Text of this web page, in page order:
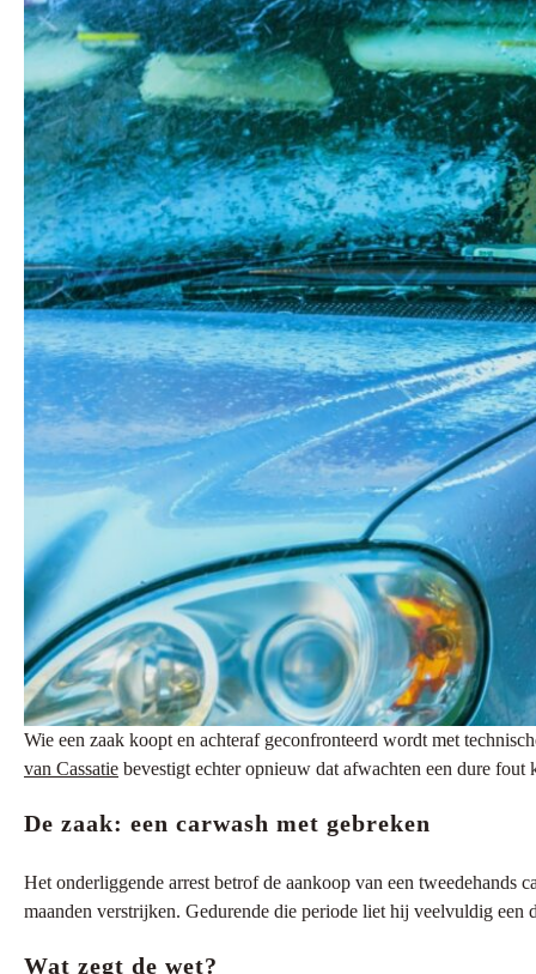
Wie een zaak koopt en achteraf geconfronteerd wordt met
van Cassatie bevestigt echter opnieuw dat afwachten een dure fout
De zaak: een carwash met gebreken
Het onderliggende arrest betrof de aankoop van een tweedehands
maanden verstrijken. Gedurende die periode liet hij veelvuldig een
Wat zegt de wet?